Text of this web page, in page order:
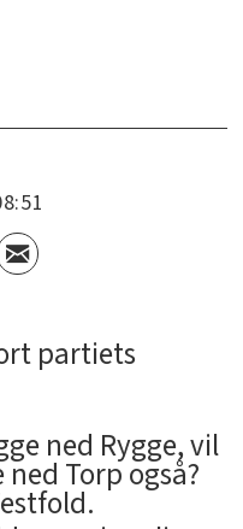
partiets
ned Rygge, vil
Torp også?